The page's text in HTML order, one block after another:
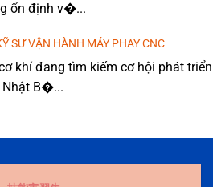
ổn định v�...
SƯ VẬN HÀNH MÁY PHAY CNC
khí đang tìm kiếm cơ hội phát triển
Nhật B�...